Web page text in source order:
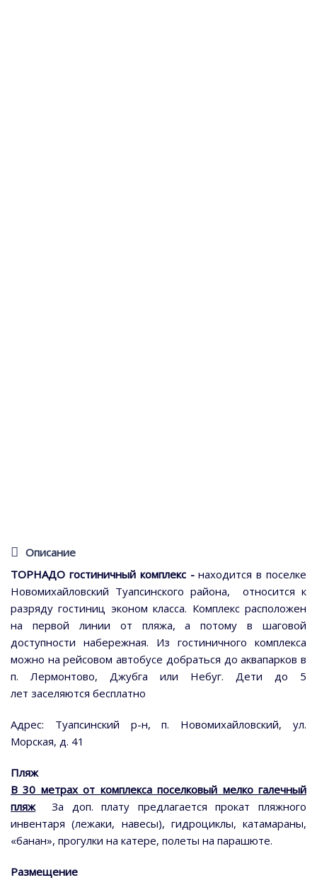
Описание
ТОРНАДО гостиничный комплекс -находится в поселке
Новомихайловский Туапсинского района,
относится к
разряду гостиниц эконом класса. Комплекс расположен
на первой линии от пляжа, а потому в шаговой
доступности набережная. Из гостиничного комплекса
можно на рейсовом автобусе добраться до аквапарков в
п. Лермонтово, Джубга или Небуг. Дети до 5
лет заселяются бесплатно
Адрес: Туапсинский р-н, п. Новомихайловский, ул.
Морская, д. 41
Пляж
В 30 метрах от комплекса поселковый мелко галечный
пляжЗа доп. плату предлагается прокат пляжного
инвентаря (лежаки, навесы), гидроциклы, катамараны,
«банан», прогулки на катере, полеты на парашюте.
Размещение